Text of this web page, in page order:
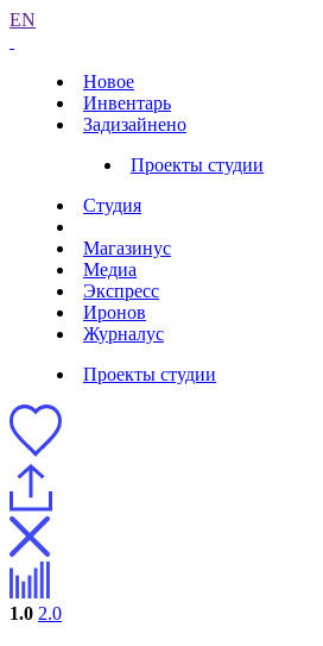
EN
Новое
Инвентарь
Задизайнено
Проекты студии
Студия
Магазинус
Медиа
Экспресс
Иронов
Журналус
Проекты студии
1.0 2.0